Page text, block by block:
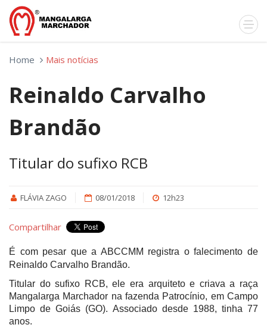
Home Mais notícias
Reinaldo Carvalho
Brandão
Titular do sufixo RCB
FLÁVIA ZAGO 08/01/2018 12h23
Compartilhar
É com pesar que a ABCCMM registra o falecimento de
Reinaldo Carvalho Brandão.
Titular do sufixo RCB, ele era arquiteto e criava a raça
Mangalarga Marchador na fazenda Patrocínio, em Campo
Limpo de Goiás (GO). Associado desde 1988, tinha 77
anos.